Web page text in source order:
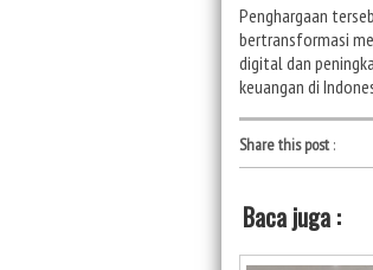
Penghargaan
bertransformasi
digital dan
keuangan di
Share this post:
Baca juga :